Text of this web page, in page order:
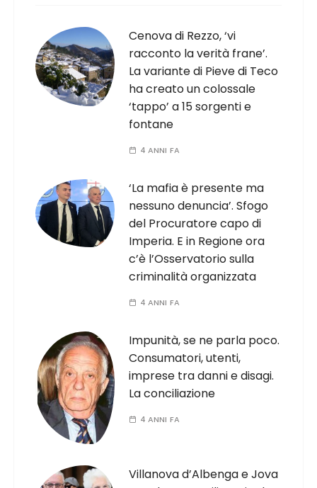
Cenova di Rezzo, ‘vi
racconto la verità frane’.
La variante di Pieve di Teco
ha creato un colossale
‘tappo’ a 15 sorgenti e
fontane
4 ANNI FA
‘La mafia è presente ma
nessuno denuncia’. Sfogo
del Procuratore capo di
Imperia. E in Regione ora
c’è l’Osservatorio sulla
criminalità organizzata
4 ANNI FA
Impunità, se ne parla poco.
Consumatori, utenti,
imprese tra danni e disagi.
La conciliazione
4 ANNI FA
Villanova d’Albenga e Jova